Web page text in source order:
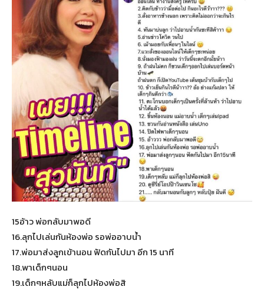
15อ้าว พ่อกลับมาพอดี
16.ลุกไปเล่นกันห้องพ่อ รอพ่ออาบน้ำ
17.พ่อมาส่งลูกเข้านอน ฟัดกันไปมา อีก 15 นาที
18.พาเด็กๆนอน
19.เด็กๆหลับแม่ก็ลุกไปห้องพ่อสิ